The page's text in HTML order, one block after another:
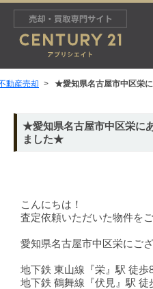
動産売却 ★愛知県名古屋市中区栄
★愛知県名古屋市中区栄に
ました★
こんにちは！
査定依頼いただいた物件をご
愛知県名古屋市中区栄にご
地下鉄 東山線『栄』駅 徒歩8
地下鉄 鶴舞線『伏見』駅 徒